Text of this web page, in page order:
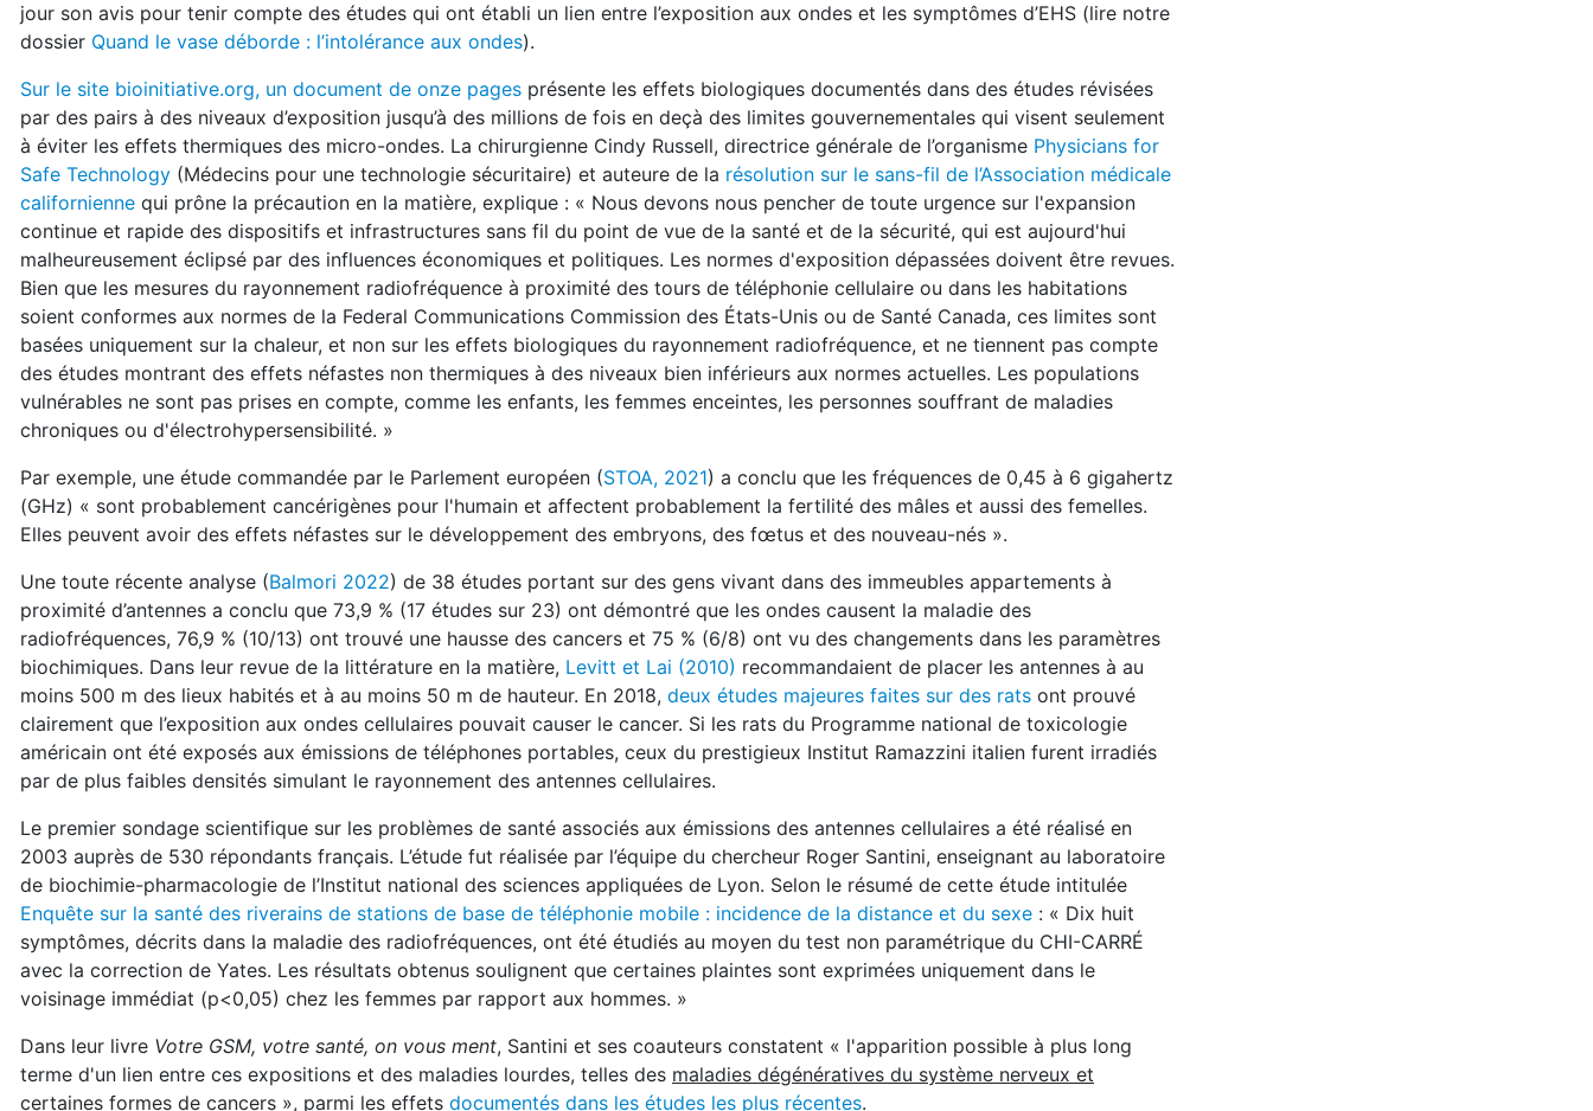
jour son avis pour tenir compte des études qui ont établi un lien entre l’exposition aux ondes et les symptômes d’EHS (lire notre
dossier Quand le vase déborde : l’intolérance aux ondes).
Sur le site bioinitiative.org, un document de onze pages présente les effets biologiques documentés dans des études révisées
par des pairs à des niveaux d’exposition jusqu’à des millions de fois en deçà des limites gouvernementales qui visent seulement
à éviter les effets thermiques des micro-ondes. La chirurgienne Cindy Russell, directrice générale de l’organisme Physicians for
Safe Technology (Médecins pour une technologie sécuritaire) et auteure de la résolution sur le sans-fil de l’Association médicale
californienne qui prône la précaution en la matière, explique : « Nous devons nous pencher de toute urgence sur l'expansion
continue et rapide des dispositifs et infrastructures sans fil du point de vue de la santé et de la sécurité, qui est aujourd'hui
malheureusement éclipsé par des influences économiques et politiques. Les normes d'exposition dépassées doivent être revues.
Bien que les mesures du rayonnement radiofréquence à proximité des tours de téléphonie cellulaire ou dans les habitations
soient conformes aux normes de la Federal Communications Commission des États-Unis ou de Santé Canada, ces limites sont
basées uniquement sur la chaleur, et non sur les effets biologiques du rayonnement radiofréquence, et ne tiennent pas compte
des études montrant des effets néfastes non thermiques à des niveaux bien inférieurs aux normes actuelles. Les populations
vulnérables ne sont pas prises en compte, comme les enfants, les femmes enceintes, les personnes souffrant de maladies
chroniques ou d'électrohypersensibilité. »
Par exemple, une étude commandée par le Parlement européen (STOA, 2021) a conclu que les fréquences de 0,45 à 6 gigahertz
(GHz) « sont probablement cancérigènes pour l'humain et affectent probablement la fertilité des mâles et aussi des femelles.
Elles peuvent avoir des effets néfastes sur le développement des embryons, des fœtus et des nouveau-nés ».
Une toute récente analyse (Balmori 2022) de 38 études portant sur des gens vivant dans des immeubles appartements à
proximité d’antennes a conclu que 73,9 % (17 études sur 23) ont démontré que les ondes causent la maladie des
radiofréquences, 76,9 % (10/13) ont trouvé une hausse des cancers et 75 % (6/8) ont vu des changements dans les paramètres
biochimiques. Dans leur revue de la littérature en la matière, Levitt et Lai (2010) recommandaient de placer les antennes à au
moins 500 m des lieux habités et à au moins 50 m de hauteur. En 2018, deux études majeures faites sur des rats ont prouvé
clairement que l’exposition aux ondes cellulaires pouvait causer le cancer. Si les rats du Programme national de toxicologie
américain ont été exposés aux émissions de téléphones portables, ceux du prestigieux Institut Ramazzini italien furent irradiés
par de plus faibles densités simulant le rayonnement des antennes cellulaires.
Le premier sondage scientifique sur les problèmes de santé associés aux émissions des antennes cellulaires a été réalisé en
2003 auprès de 530 répondants français. L’étude fut réalisée par l’équipe du chercheur Roger Santini, enseignant au laboratoire
de biochimie-pharmacologie de l’Institut national des sciences appliquées de Lyon. Selon le résumé de cette étude intitulée
Enquête sur la santé des riverains de stations de base de téléphonie mobile : incidence de la distance et du sexe : « Dix huit
symptômes, décrits dans la maladie des radiofréquences, ont été étudiés au moyen du test non paramétrique du CHI-CARRÉ
avec la correction de Yates. Les résultats obtenus soulignent que certaines plaintes sont exprimées uniquement dans le
voisinage immédiat (p<0,05) chez les femmes par rapport aux hommes. »
Dans leur livre Votre GSM, votre santé, on vous ment, Santini et ses coauteurs constatent « l'apparition possible à plus long
terme d'un lien entre ces expositions et des maladies lourdes, telles des maladies dégénératives du système nerveux et
certaines formes de cancers », parmi les effets documentés dans les études les plus récentes.